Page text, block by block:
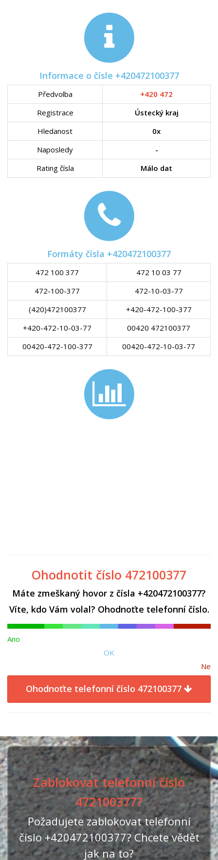
Informace o čísle +420472100377
Předvolba
+420 472
Registrace
Ústecký kraj
Hledanost
0x
Naposledy
-
Rating čísla
Málo dat
Formáty čísla +420472100377
472 100 377
472 10 03 77
472-100-377
472-10-03-77
(420)472100377
+420-472-100-377
+420-472-10-03-77
00420 472100377
00420-472-100-377
00420-472-10-03-77
Ohodnotit číslo 472100377
Máte zmeškaný hovor z čísla +420472100377?
Víte, kdo Vám volal? Ohodnoťte telefonní číslo.
Ano
OK
Ne
Ohodnoťte telefonní číslo 472100377
Zablokovat telefonní číslo
472100377?
Požadujete zablokovat telefonní
číslo +420472100377? Chcete vědět
jak na to?